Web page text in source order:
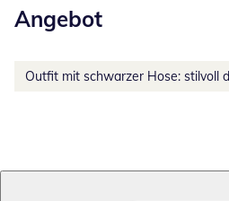
Angebot
Outfit mit schwarzer Hose: stilvoll